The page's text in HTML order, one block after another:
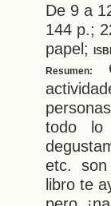
De 9 a
144 p.;
papel;
Resumen:
todo lo
etc.
libro te